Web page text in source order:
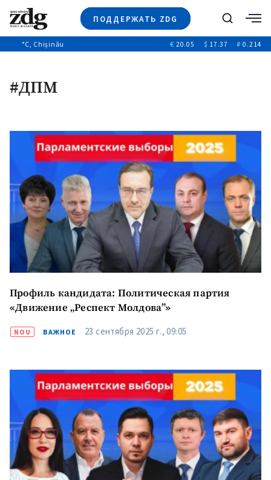
ПОДДЕРЖАТЬ ZDG
Новости
Видео
Выборы 2025
Поиск
°C, Chișinău € 20.05 $ 17.37 ₽ 0.214
#ДПМ
Профиль кандидата: Политическая партия
«Движение „Респект Молдова”»
NOU ВАЖНОЕ 23 сентября 2025 г., 09:05